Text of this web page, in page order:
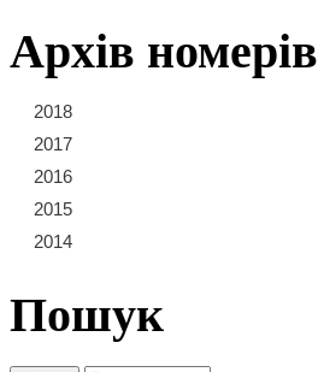
Архів номерів
2018
2017
2016
2015
2014
Пошук